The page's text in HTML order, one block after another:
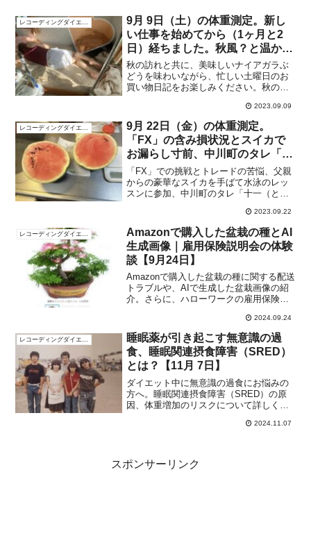
レコーディングダイエット
9月 9日（土）の体重測定。新し
い仕事を始めてから（1ヶ月と2
日）経ちました。秋風？と温かい
日差しで「(-＿-).。oOＯ グゥグ
ゥ」。
秋の訪れと共に、美味しいナイアガラぶ
どうを味わいながら、忙しい土曜日のお
買い物日記をお楽しみください。秋の季
2023.09.09
レコーディングダイエット
9月 22日（金）の体重測定。
「FX」の含み損状況とスイカで
お漏らし寸前、中川町のタレ「十
一」
「FX」での挑戦とトレードの苦悩、父親
からの豪華なスイカを手ばて水泳のレッ
スンに参加、中川町のタレ「十一（とう
2023.09.22
Amazonで購入した盆栽の種とAI
生成画像｜雇用保険説明会の体験
談【9月24日】
Amazonで購入した盆栽の種に関する配送
トラブルや、AIで生成した盆栽画像の紹
介。さらに、ハローワークの雇用保険説
2024.09.24
レコーディングダイエット
睡眠薬が引き起こす無意識の過
食、睡眠関連摂食障害（SRED）
とは？【11月 7日】
ダイエット中に無意識の過食にお悩みの
方へ。睡眠関連摂食障害（SRED）の原
因、体重増加のリスクについて詳しくご
真を集めて中学時代の思い出をアルバム
2024.11.07
スポンサーリンク